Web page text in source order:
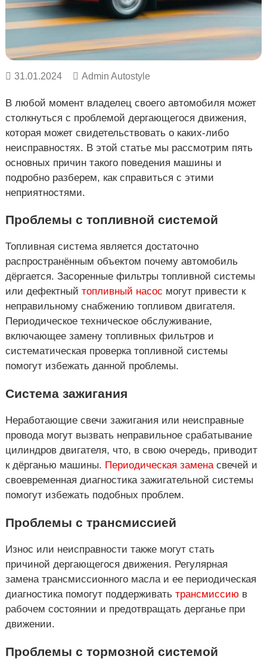
к
в
а
р
ь
к
в
к
р
и
н
31.01.2024 Admin Autostyle
В любой момент владелец своего автомобиля может
столкнуться с проблемой дергающегося движения,
которая может свидетельствовать о каких-либо
неисправностях. В этой статье мы рассмотрим пять
основных причин такого поведения машины и
подробно разберем, как справиться с этими
неприятностями.
Проблемы с топливной системой
Топливная система является достаточно
распространённым объектом почему автомобиль
дёргается. Засоренные фильтры топливной системы
или дефектный топливный насос могут привести к
неправильному снабжению топливом двигателя.
Периодическое техническое обслуживание,
включающее замену топливных фильтров и
систематическая проверка топливной системы
помогут избежать данной проблемы.
Система зажигания
Неработающие свечи зажигания или неисправные
провода могут вызвать неправильное срабатывание
цилиндров двигателя, что, в свою очередь, приводит
к дёрганью машины. Периодическая заменасвечей и
своевременная диагностика зажигательной системы
помогут избежать подобных проблем.
Проблемы с трансмиссией
Износ или неисправности также могут стать
причиной дергающегося движения. Регулярная
замена трансмиссионного масла и ее периодическая
диагностика помогут поддерживать трансмиссию в
рабочем состоянии и предотвращать дерганье при
движении.
Проблемы с тормозной системой